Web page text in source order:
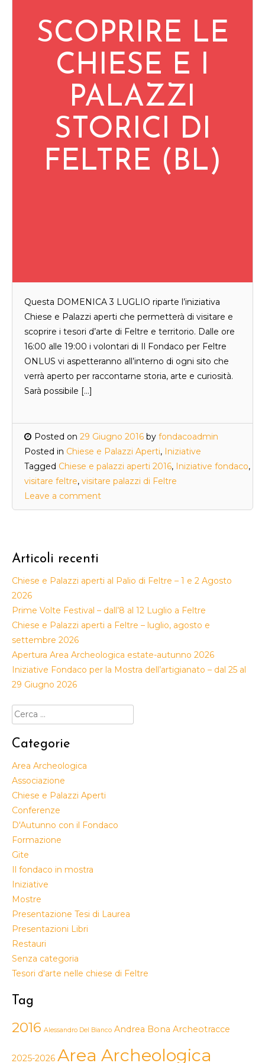
SCOPRIRE LE
CHIESE E I
PALAZZI
STORICI DI
FELTRE (BL)
Questa DOMENICA 3 LUGLIO riparte l’iniziativa
Chiese e Palazzi aperti che permetterà di visitare e
scoprire i tesori d’arte di Feltre e territorio. Dalle ore
16:00 alle 19:00 i volontari di Il Fondaco per Feltre
ONLUS vi aspetteranno all’interno di ogni sito che
verrà aperto per raccontarne storia, arte e curiosità.
Sarà possibile […]
Posted on 29 Giugno 2016 by fondacoadmin
Posted in Chiese e Palazzi Aperti, Iniziative
Tagged Chiese e palazzi aperti 2016, Iniziative fondaco,
visitare feltre, visitare palazzi di Feltre
Leave a comment
Articoli recenti
Chiese e Palazzi aperti al Palio di Feltre – 1 e 2 Agosto
2026
Prime Volte Festival – dall’8 al 12 Luglio a Feltre
Chiese e Palazzi aperti a Feltre – luglio, agosto e
settembre 2026
Apertura Area Archeologica estate-autunno 2026
Iniziative Fondaco per la Mostra dell’artigianato – dal 25 al
29 Giugno 2026
Ricerca
per:
Categorie
Area Archeologica
Associazione
Chiese e Palazzi Aperti
Conferenze
D'Autunno con il Fondaco
Formazione
Gite
Il fondaco in mostra
Iniziative
Mostre
Presentazione Tesi di Laurea
Presentazioni Libri
Restauri
Senza categoria
Tesori d'arte nelle chiese di Feltre
Tag
2016 Alessandro Del Bianco Andrea Bona Archeotracce
2025-2026 Area Archeologica